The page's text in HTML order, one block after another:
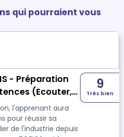
qui pourraient vous
- Préparation
(Ecouter,
l'apprenant aura
pour réussir sa
de l'industrie depuis
9
Très bien